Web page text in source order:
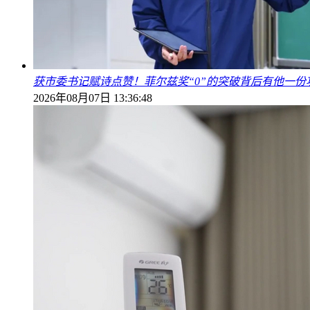
获市委书记赋诗点赞！菲尔兹奖“0”的突破背后有他一份
2026年08月07日 13:36:48